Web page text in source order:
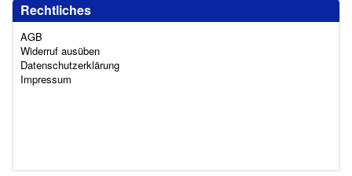
Rechtliches
AGB
Widerruf ausüben
Datenschutzerklärung
Impressum